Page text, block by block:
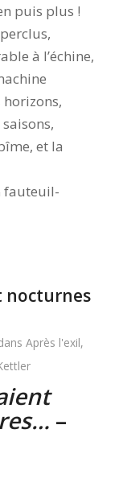
puis plus !
à l’échine,
et la
fauteuil-
nocturnes
Après l'exil,
–